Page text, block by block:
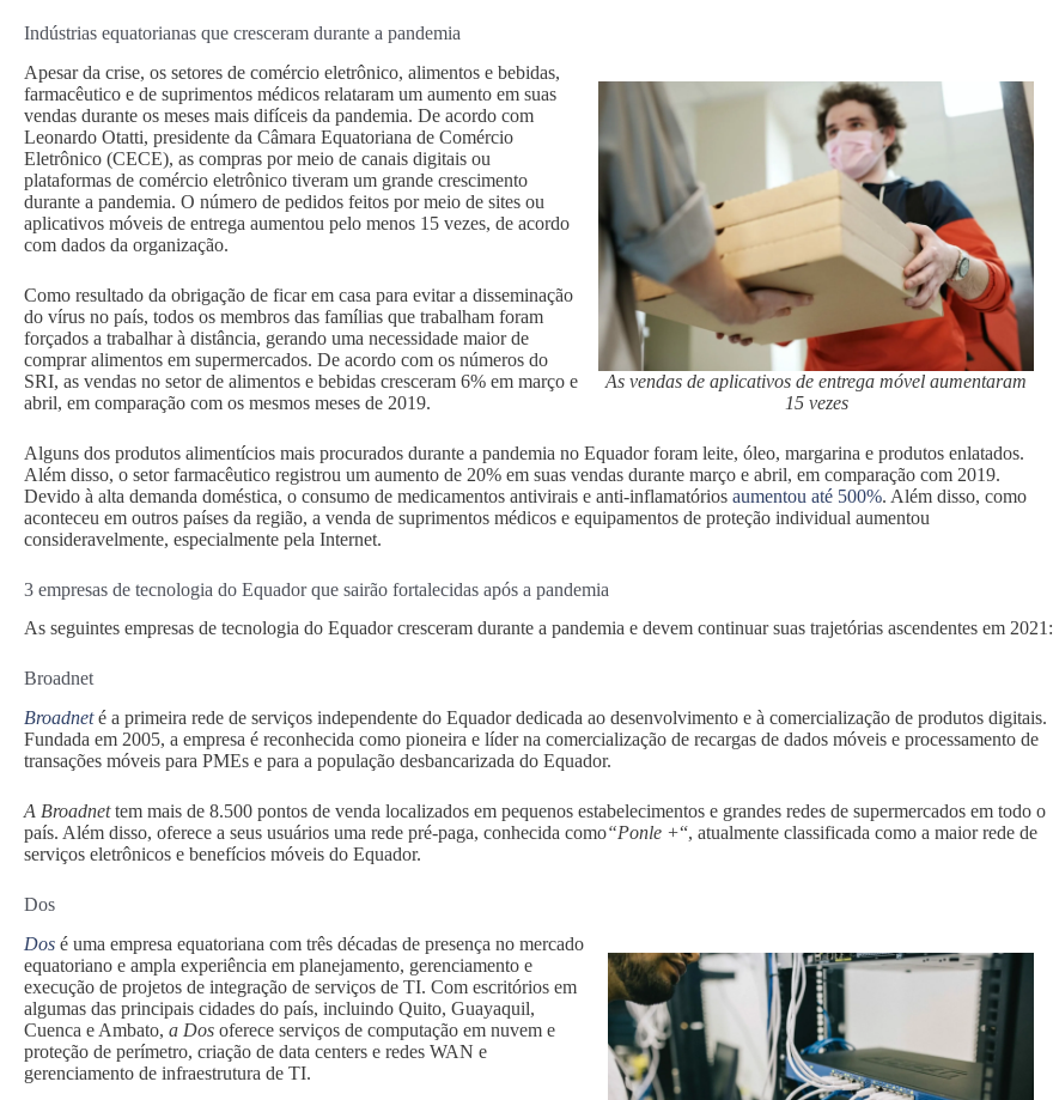
Indústrias equatorianas que cresceram durante a pandemia
As vendas de aplicativos de entrega móvel aumentaram
15 vezes
Apesar da crise, os setores de comércio eletrônico, alimentos e bebidas,
farmacêutico e de suprimentos médicos relataram um aumento em suas
vendas durante os meses mais difíceis da pandemia. De acordo com
Leonardo Otatti, presidente da Câmara Equatoriana de Comércio
Eletrônico (CECE), as compras por meio de canais digitais ou
plataformas de comércio eletrônico tiveram um grande crescimento
durante a pandemia. O número de pedidos feitos por meio de sites ou
aplicativos móveis de entrega aumentou pelo menos 15 vezes, de acordo
com dados da organização.
Como resultado da obrigação de ficar em casa para evitar a disseminação
do vírus no país, todos os membros das famílias que trabalham foram
forçados a trabalhar à distância, gerando uma necessidade maior de
comprar alimentos em supermercados. De acordo com os números do
SRI, as vendas no setor de alimentos e bebidas cresceram 6% em março e
abril, em comparação com os mesmos meses de 2019.
Alguns dos produtos alimentícios mais procurados durante a pandemia no Equador foram leite, óleo, margarina e produtos enlatados.
Além disso, o setor farmacêutico registrou um aumento de 20% em suas vendas durante março e abril, em comparação com 2019.
Devido à alta demanda doméstica, o consumo de medicamentos antivirais e anti-inflamatórios aumentou até 500%. Além disso, como
aconteceu em outros países da região, a venda de suprimentos médicos e equipamentos de proteção individual aumentou
consideravelmente, especialmente pela Internet.
3 empresas de tecnologia do Equador que sairão fortalecidas após a pandemia
As seguintes empresas de tecnologia do Equador cresceram durante a pandemia e devem continuar suas trajetórias ascendentes em 2021:
Broadnet
Broadnet é a primeira rede de serviços independente do Equador dedicada ao desenvolvimento e à comercialização de produtos digitais.
Fundada em 2005, a empresa é reconhecida como pioneira e líder na comercialização de recargas de dados móveis e processamento de
transações móveis para PMEs e para a população desbancarizada do Equador.
A Broadnettem mais de 8.500 pontos de venda localizados em pequenos estabelecimentos e grandes redes de supermercados em todo o
país. Além disso, oferece a seus usuários uma rede pré-paga, conhecida como“Ponle +“, atualmente classificada como a maior rede de
serviços eletrônicos e benefícios móveis do Equador.
Dos
Dos é uma empresa equatoriana com três décadas de presença no mercado
equatoriano e ampla experiência em planejamento, gerenciamento e
execução de projetos de integração de serviços de TI. Com escritórios em
algumas das principais cidades do país, incluindo Quito, Guayaquil,
Cuenca e Ambato, a Dos oferece serviços de computação em nuvem e
proteção de perímetro, criação de data centers e redes WAN e
gerenciamento de infraestrutura de TI.